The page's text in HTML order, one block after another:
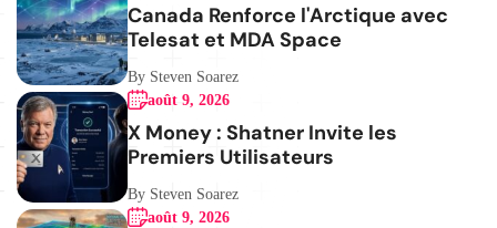
Canada Renforce l'Arctique avec
Telesat et MDA Space
By Steven Soarez
août 9, 2026
X Money : Shatner Invite les
Premiers Utilisateurs
By Steven Soarez
août 9, 2026